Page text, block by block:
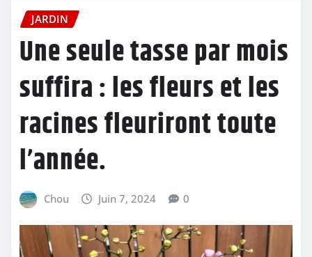
JARDIN
Une seule tasse par mois
suffira : les fleurs et les
racines fleuriront toute
l’année.
Chou Juin 7, 2024 0